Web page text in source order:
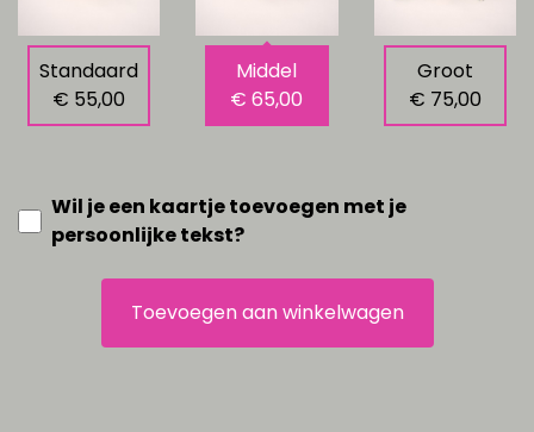
Standaard
€ 55,00
Middel
€ 65,00
Groot
€ 75,00
Wil je een kaartje toevoegen met je
persoonlijke tekst?
Toevoegen aan winkelwagen